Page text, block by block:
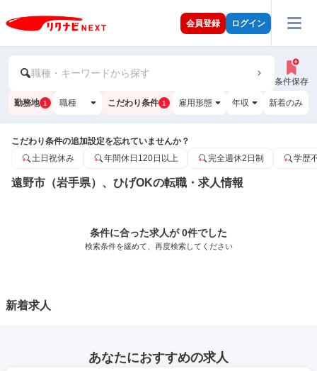
会員登録 ログイン
職種・キーワードから探す
条件保存
勤務地 1 職種 こだわり条件 1 雇用形態 年収 新着のみ
こだわり条件の追加設定を忘れていませんか？
土日祝休み
年間休日120日以上 完全週休2日制 学歴
遠野市（岩手県）、ひげOKの転職・求人情報
条件に合った求人が 0件でした
検索条件を緩めて、再度検索してください
新着求人
あなたにおすすめの求人